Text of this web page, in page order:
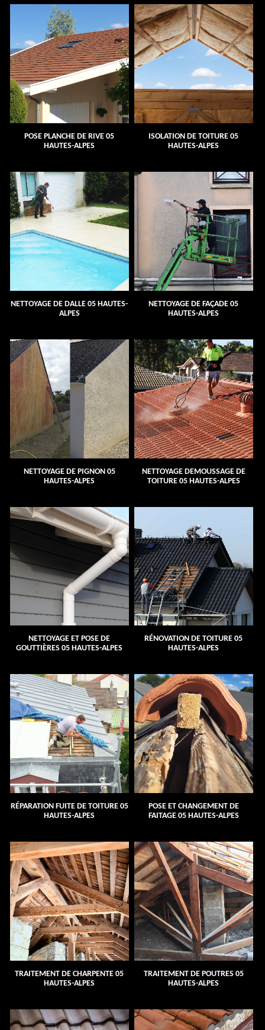
POSE PLANCHE DE RIVE 05
HAUTES-ALPES
ISOLATION DE TOITURE 05
HAUTES-ALPES
NETTOYAGE DE DALLE 05 HAUTES-
ALPES
NETTOYAGE DE FAÇADE 05
HAUTES-ALPES
NETTOYAGE DE PIGNON 05
HAUTES-ALPES
NETTOYAGE DEMOUSSAGE DE
TOITURE 05 HAUTES-ALPES
NETTOYAGE ET POSE DE
GOUTTIÈRES 05 HAUTES-ALPES
RÉNOVATION DE TOITURE 05
HAUTES-ALPES
RÉPARATION FUITE DE TOITURE 05
HAUTES-ALPES
POSE ET CHANGEMENT DE
FAITAGE 05 HAUTES-ALPES
TRAITEMENT DE CHARPENTE 05
HAUTES-ALPES
TRAITEMENT DE POUTRES 05
HAUTES-ALPES